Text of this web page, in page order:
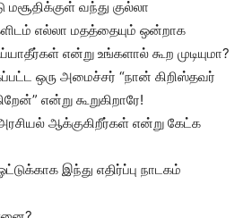
மசூதிக்குள் வந்து குல்லா
எல்லா மதத்தையும் ஒன்றாக
என்று உங்களால் கூற முடியுமா?
ஒரு அமைச்சர் “நான் கிறிஸ்தவர்
என்று கூறுகிறாரே!
ஆக்குகிறீர்கள் என்று கேட்க
இந்து எதிர்ப்பு நாடகம்